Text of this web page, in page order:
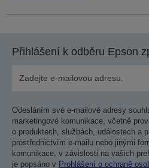
Přihlášení k odběru Epson
Odesláním své e-mailové adresy
marketingové komunikace, včetně
o produktech, službách, událostech a
prostřednictvím e-mailu nebo jinými
komunikace, v závislosti na vašich
je popsáno v Prohlášení o ochraně